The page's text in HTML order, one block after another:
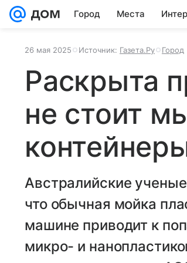
Город Места
26 мая 2025 Источник: Газета.Ру Город
Раскрыта
не стоит
Австралийские
что обычная мойка
машине приводит к
микро- и